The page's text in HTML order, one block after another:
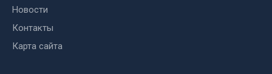
Запчасти ЯМЗ
Двигатель
Новости
Контакты
Карта сайта